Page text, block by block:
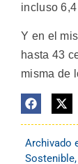
incluso
Y en el
hasta 43
misma de
Archivado
Sostenible,